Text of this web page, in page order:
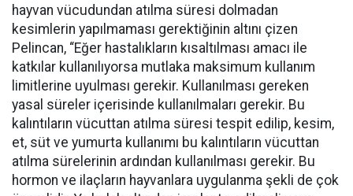
hayvan vücudundan atılma süresi dolmadan
kesimlerin yapılmaması gerektiğinin altını çizen
Pelincan, “Eğer hastalıkların kısaltılması amacı ile
katkılar kullanılıyorsa mutlaka maksimum kullanım
limitlerine uyulması gerekir. Kullanılması gereken
yasal süreler içerisinde kullanılmaları gerekir. Bu
kalıntıların vücuttan atılma süresi tespit edilip, kesim,
et, süt ve yumurta kullanımı bu kalıntıların vücuttan
atılma sürelerinin ardından kullanılması gerekir. Bu
hormon ve ilaçların hayvanlara uygulanma şekli de çok